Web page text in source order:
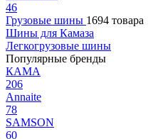
46
Грузовые шины 1694 товара
Шины для Камаза
Легкогрузовые шины
Популярные бренды
КАМА
206
Annaite
78
SAMSON
60